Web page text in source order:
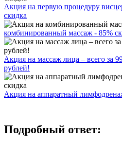
Акция на первую процедуру
скидка
комбинированный массаж - 85%
Акция на массаж лица – всего за
рублей!
Акция на аппаратный
Подробный ответ: